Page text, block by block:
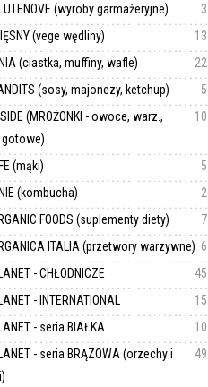
3
(wyroby garmażeryjne)
13
(vege wędliny)
22
(ciastka, muffiny, wafle)
5
(sosy, majonezy, ketchup)
10
(MROŻONKI - owoce, warz.,
gotowe)
5
(mąki)
2
(kombucha)
7
FOODS (suplementy diety)
6
ITALIA (przetwory warzywne)
45
- CHŁODNICZE
15
- INTERNATIONAL
10
- seria BIAŁKA
49
- seria BRĄZOWA (orzechy i